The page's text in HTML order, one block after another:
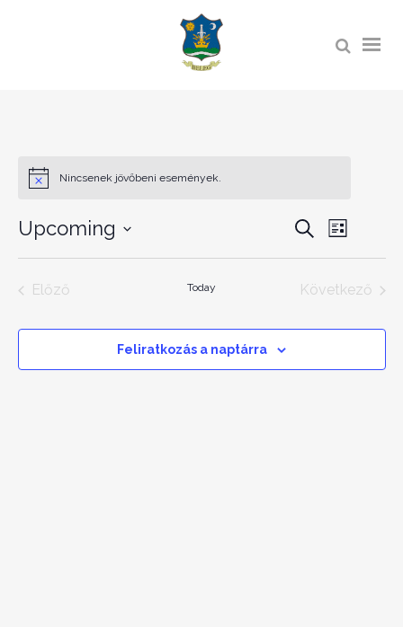
Nincsenek jövőbeni események.
KERESÉSE
ÉS
Keresett
kifejezés
List
Upcoming
Előző
Today
Következő
Feliratkozás a naptárra